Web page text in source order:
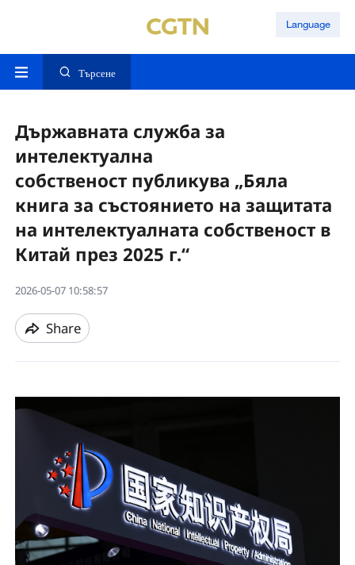
Language
Търсене
Държавната служба за
интелектуална
собственост публикува „Бяла
книга за състоянието на защитата
на интелектуалната собственост в
Китай през 2025 г.“
2026-05-07 10:58:57
Share